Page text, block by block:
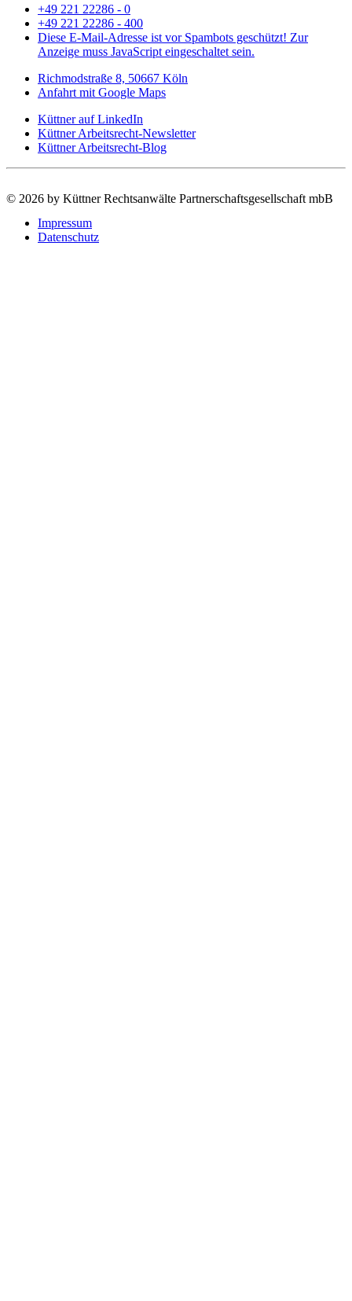
+49 221 22286 - 0
+49 221 22286 - 400
Diese E-Mail-Adresse ist vor Spambots geschützt! Zur
Anzeige muss JavaScript eingeschaltet sein.
Richmodstraße 8, 50667 Köln
Anfahrt mit Google Maps
Küttner auf LinkedIn
Küttner Arbeitsrecht-Newsletter
Küttner Arbeitsrecht-Blog
© 2026 by Küttner Rechtsanwälte Partnerschaftsgesellschaft mbB
Impressum
Datenschutz